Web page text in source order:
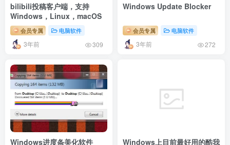
bilibili投稿客户端，支持
Windows，Linux，macOS
会员专属 电脑软件
3年前 309
Windows Update Blocker
会员专属 电脑软件
3年前 272
Windows进度条美化软件
Windows上目前最好用的酷我